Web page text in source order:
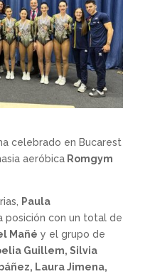
celebrado en Bucarest
aeróbicaRomgym
Paula
posición con un total de
Mañé y el grupo de
Guillem, Silvia
Laura Jimena,